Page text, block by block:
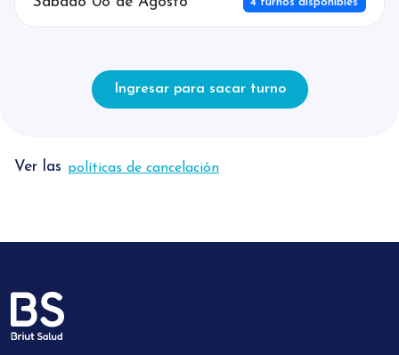
4 turnos disponibles
Ingresar para sacar turno
Ver las políticas de cancelación